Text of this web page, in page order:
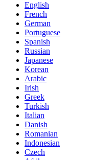
English
French
German
Portuguese
Spanish
Russian
Japanese
Korean
Arabic
Irish
Greek
Turkish
Italian
Danish
Romanian
Indonesian
Czech